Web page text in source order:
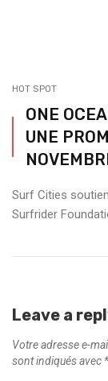
HOT SPOT
ONE
UNE
Surf Cities
Surfrider
Leave a
Votre adresse e-
sont indiqués avec *